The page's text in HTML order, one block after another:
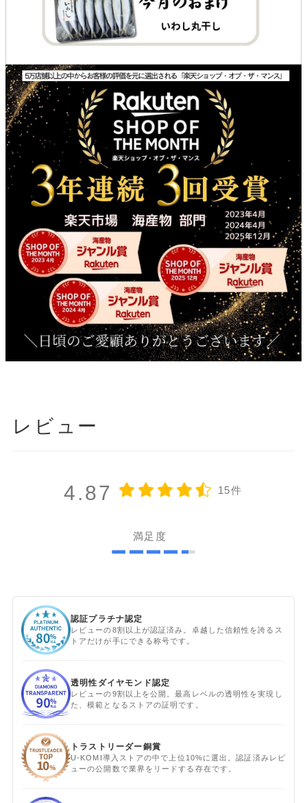
レビュー
4.87 15件
満足度
認証プラチナ認定
レビューの8割以上が認証済み。卓越した信頼性を誇るス
トアだけが手にできる称号です。
透明性ダイヤモンド認定
レビューの9割以上を公開。最高レベルの透明性を実現し
た、模範となるストアの証明です。
トラストリーダー銅賞
U-KOMI導入ストアの中で上位10%に選出。認証済みレビ
ューの公開数で業界をリードする存在です。